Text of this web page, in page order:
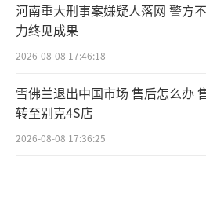
河南重大刑事案嫌疑人落网 警方
力终见成果
2026-08-08 17:46:18
雪佛兰退出中国市场 售后怎么办
转至别克4S店
2026-08-08 17:36:25